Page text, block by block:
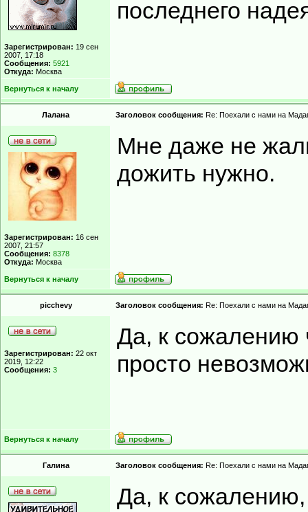
Зарегистрирован: 19 сен
2007, 17:18
Сообщения: 5921
Откуда: Москва
последнего
Вернуться к началу
Лалана Заголовок сообщения: Re: Поехали с нами на
Зарегистрирован: 16 сен
2007, 21:57
Сообщения: 8378
Откуда: Москва
Мне даже не
дожить нужно.
Вернуться к началу
picchevy Заголовок сообщения: Re: Поехали с нами на
Зарегистрирован: 22 окт
2019, 12:22
Сообщения: 3
Да, к сожалению
просто
Вернуться к началу
Гaлинa Заголовок сообщения: Re: Поехали с нами на
Да, к